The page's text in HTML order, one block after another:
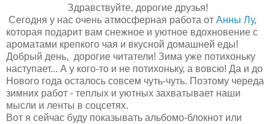
Здравствуйте, дорогие друзья!
Сегодня у нас очень атмосферная работа от Анны Лу,
которая подарит вам снежное и уютное вдохновение с
ароматами крепкого чая и вкусной домашней еды!
Добрый день, дорогие читатели! Зима уже потихоньку
наступает... А у кого-то и не потихоньку, а вовсю! Да и до
Нового года осталось совсем чуть-чуть. Поэтому череда
зимних работ - теплых и уютных захватывает наши
мысли и ленты в соцсетях.
Вот я сейчас буду показывать альбомо-блокнот или